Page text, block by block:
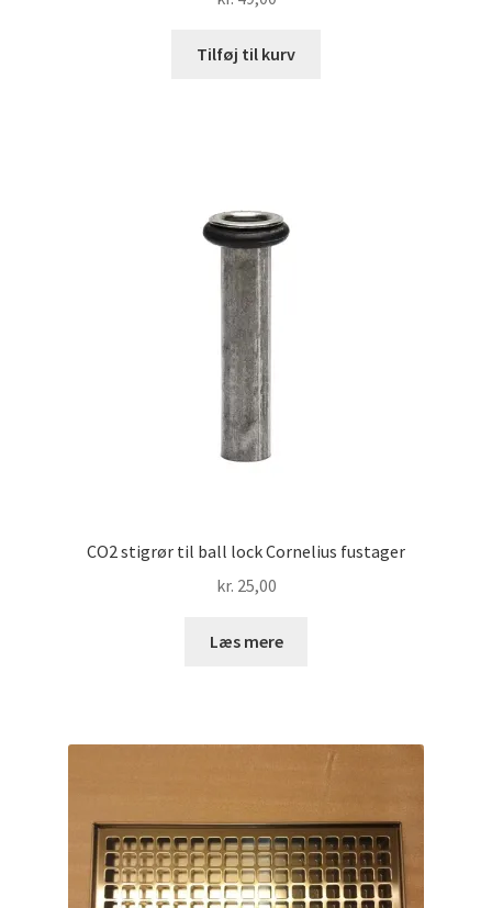
Tilføj til kurv
CO2 stigrør til ball lock Cornelius fustager
kr. 25,00
Læs mere